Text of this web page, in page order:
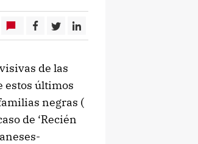
de las
estos últimos
negras (
de ‘Recién